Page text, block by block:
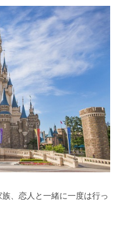
、恋人と一緒に一度は行っ